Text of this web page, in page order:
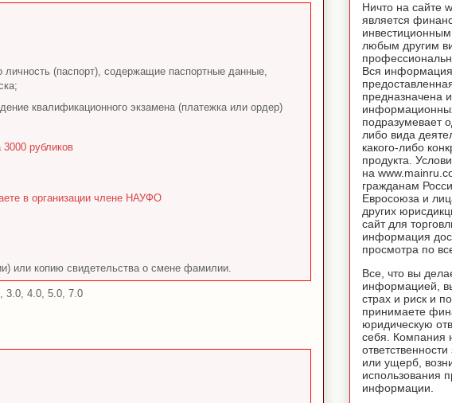
(паспорт), содержащие паспортные данные,
квалификационного экзамена (платежка или ордер)
рубликов
в организации члене НАУФО
или копию свидетельства о смене фамилии.
3.0, 4.0, 5.0, 7.0
Ничто на сайте
является
любым другим
Вся
предназначена
подразумевает
либо вида
какого-либо
продукта.
на
гражданам
Евросоюза и
других
сайт для
информация
просмотра по
Все, что вы
информацией,
страх и риск и
принимаете
юридическую
себя. Компания
или ущерб,
использования
информации.